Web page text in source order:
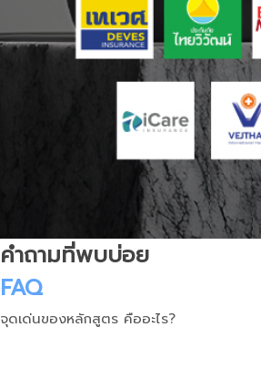
คำถามที่พบบ่อย
FAQ
จุดเด่นของหลักสูตร คืออะไร?